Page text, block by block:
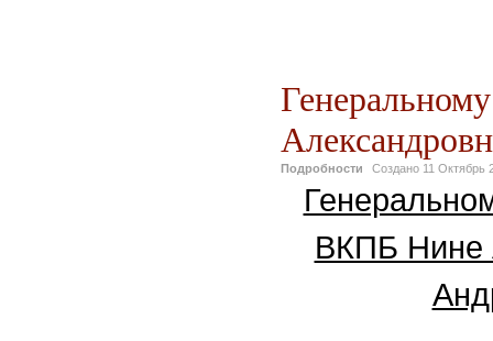
Подробности Создано 11 Октябрь
ВКПБ Нине